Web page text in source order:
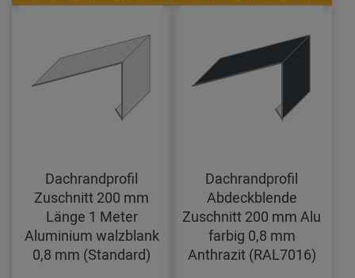
Dachrandprofil
Zuschnitt 200 mm
Länge 1 Meter
Aluminium walzblank
0,8 mm (Standard)
Dachrandprofil
Abdeckblende
Zuschnitt 200 mm Alu
farbig 0,8 mm
Anthrazit (RAL7016)